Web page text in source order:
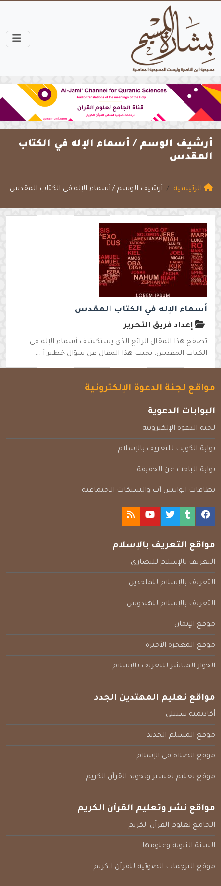
أرشيف الوسم / أسماء الإله في الكتاب
المقدس
الرئيسية أرشيف الوسم / أسماء الإله في الكتاب المقدس
أسماء الإله في الكتاب المقدس
إعداد فريق التحرير
تصفح هذا المقال الرائع الذى يستكشف أسماء الإله فى
الكتاب المقدس. يجيب هذا المقال عن سؤال خطير أ ...
مواقع لجنة الدعوة الإلكترونية
البوابات الدعوية
لجنة الدعوة الإلكترونية
بوابة الكويت للتعريف بالإسلام
بوابة الباحث عن الحقيقة
بطاقات الواتس آب والشبكات الاجتماعية
مواقع التعريف بالإسلام
التعريف بالإسلام للنصارى
التعريف بالإسلام للملحدين
التعريف بالإسلام للهندوس
موقع الإيمان
موقع المعجزة الأخيرة
الحوار المباشر للتعريف بالإسلام
مواقع تعليم المهتدين الجدد
أكاديمية سبيلي
موقع المسلم الجديد
موقع الصلاة في الإسلام
موقع تعليم تفسير وتجويد القرآن الكريم
مواقع نشر وتعليم القرآن الكريم
الجامع لعلوم القرآن الكريم
السنة النبوية وعلومها
موقع الترجمات الصوتية للقرآن الكريم